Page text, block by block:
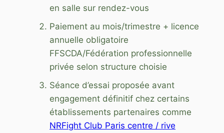
en salle sur rendez-vous
Paiement au mois/trimestre + licence
annuelle obligatoire
FFSCDA/Fédération professionnelle
privée selon structure choisie
Séance d’essai proposée avant
engagement définitif chez certains
établissements partenaires comme
NRFight Club Paris centre / rive